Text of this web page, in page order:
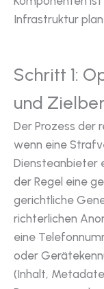
Infrastruktur
Schritt 1:
und
Der Prozess der
wenn eine
Diensteanbieter
der Regel eine
gerichtliche
richterlichen
eine
oder
(Inhalt,